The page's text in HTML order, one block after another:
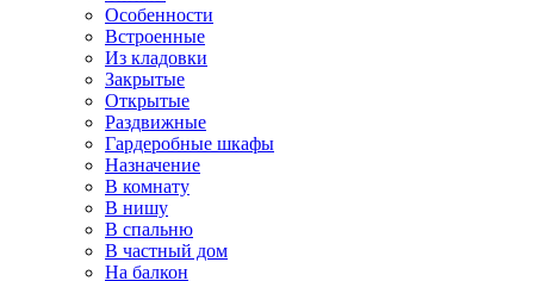
Особенности
Встроенные
Из кладовки
Закрытые
Открытые
Раздвижные
Гардеробные шкафы
Назначение
В комнату
В нишу
В спальню
В частный дом
На балкон